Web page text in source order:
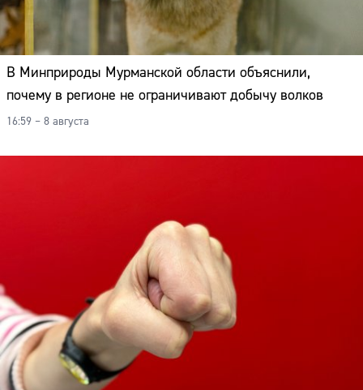
В Минприроды Мурманской области объяснили,
почему в регионе не ограничивают добычу волков
16:59 – 8 августа